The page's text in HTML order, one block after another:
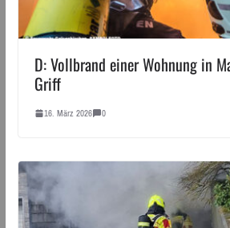
D: Vollbrand einer Wohnung in
Griff
16. März 2026 0